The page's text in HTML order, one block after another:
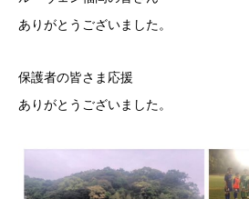
ありがとうございました。
保護者の皆さま応援
ありがとうございました。